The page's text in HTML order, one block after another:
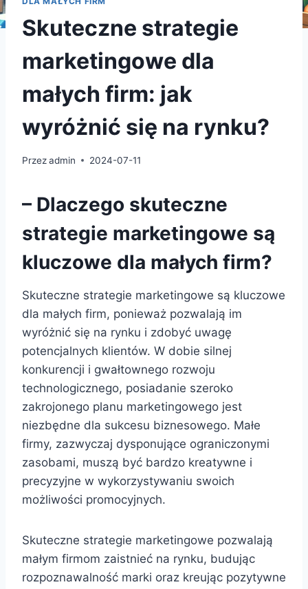
Skuteczne strategie
marketingowe dla
małych firm: jak
wyróżnić się na rynku?
Przezadmin 2024-07-11
– Dlaczego skuteczne
strategie marketingowe są
kluczowe dla małych firm?
Skuteczne strategie marketingowe są kluczowe
dla małych firm, ponieważ pozwalają im
wyróżnić się na rynku i zdobyć uwagę
potencjalnych klientów. W dobie silnej
konkurencji i gwałtownego rozwoju
technologicznego, posiadanie szeroko
zakrojonego planu marketingowego jest
niezbędne dla sukcesu biznesowego. Małe
firmy, zazwyczaj dysponujące ograniczonymi
zasobami, muszą być bardzo kreatywne i
precyzyjne w wykorzystywaniu swoich
możliwości promocyjnych.
Skuteczne strategie marketingowe pozwalają
małym firmom zaistnieć na rynku, budując
rozpoznawalność marki oraz kreując pozytywne